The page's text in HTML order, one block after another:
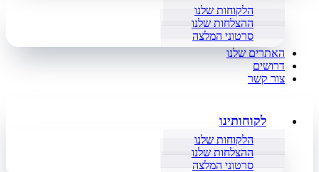
הלקוחות שלנו
ההצלחות שלנו
סרטוני המלצה
האתרים שלנו
דרושים
צור קשר
לקוחותינו
הלקוחות שלנו
ההצלחות שלנו
סרטוני המלצה